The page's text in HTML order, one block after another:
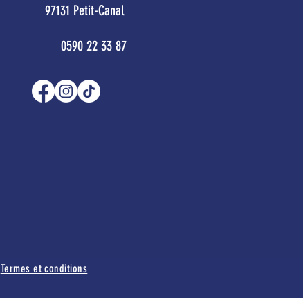
97131 Petit-Canal
0590 22 33 87
Termes et conditions